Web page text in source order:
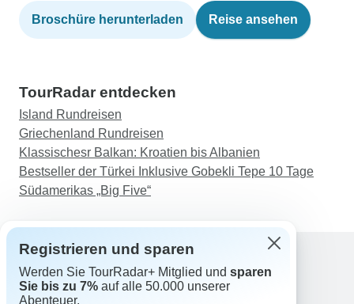
Broschüre herunterladen Reise ansehen
TourRadar entdecken
Island Rundreisen
Griechenland Rundreisen
Klassischesr Balkan: Kroatien bis Albanien
Bestseller der Türkei Inklusive Gobekli Tepe 10 Tage
Südamerikas „Big Five“
Support
Kontakt
Registrieren und sparen
Werden Sie TourRadar+ Mitglied und sparen
Sie bis zu 7% auf alle 50.000 unserer
Abenteuer.